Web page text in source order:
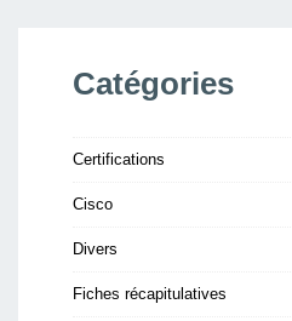
Catégories
Certifications
Cisco
Divers
Fiches récapitulatives